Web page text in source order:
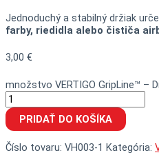
Jednoduchý a stabilný držiak
farby, riedidla alebo čističa
3,00 €
množstvo VERTIGO GripLine™ –
PRIDAŤ DO KOŠÍKA
Číslo tovaru: VH003-1 Kategória: